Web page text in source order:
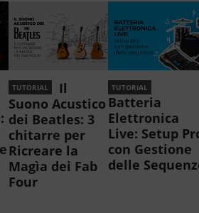
TUTORIAL
Il
Suono Acustico
dei Beatles: 3
chitarre per
Ricreare la
Magìa dei Fab
Four
TUTORIAL
Batteria
Elettronica
Live: Setup
con Gestione
delle